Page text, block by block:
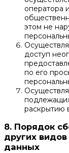
оператора
этом не
доступ
по его
раскрытию
8. Порядок
других
данных